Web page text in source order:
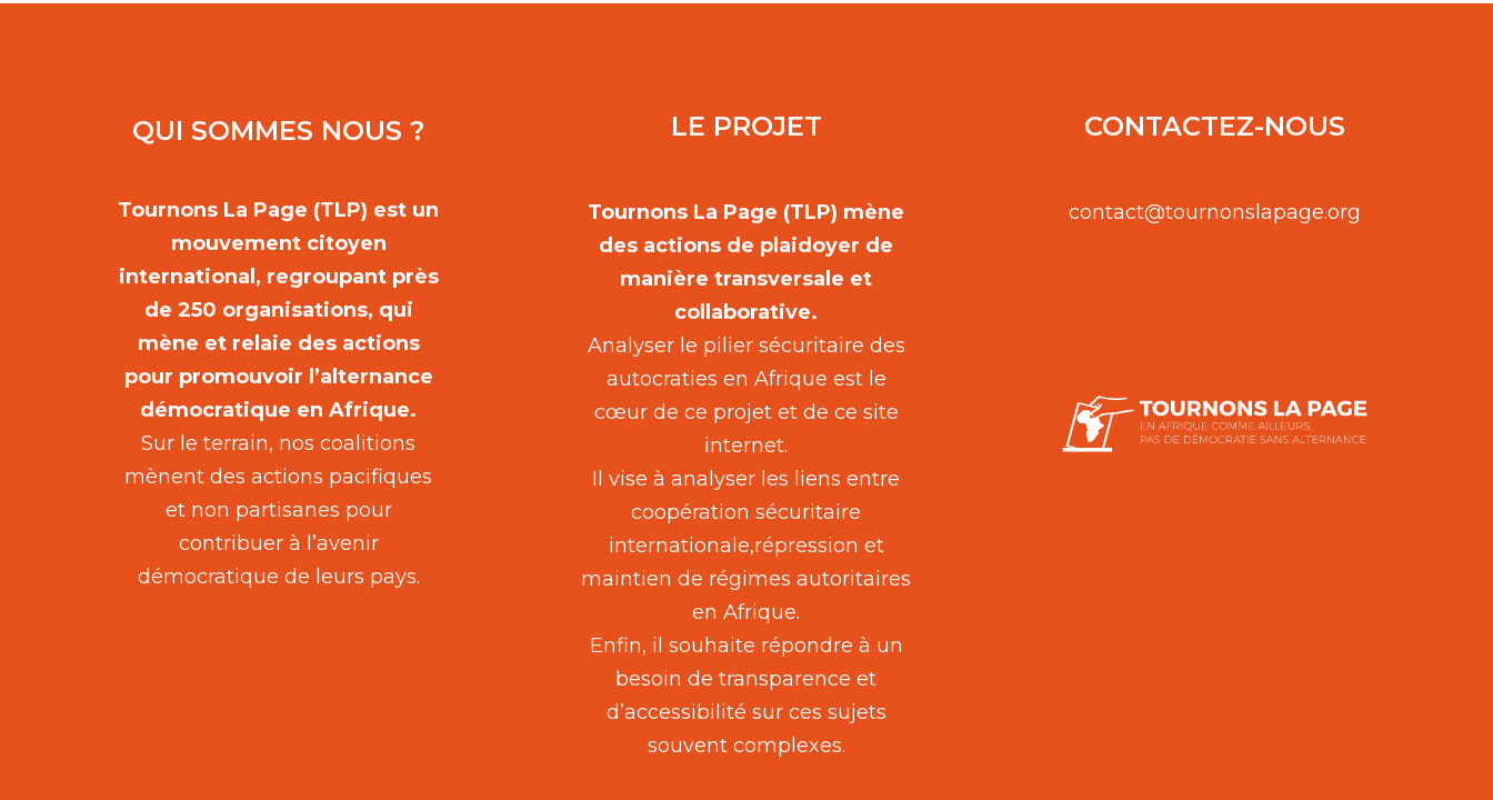
QUI SOMMES NOUS ?
Tournons La Page (TLP) est un
mouvement citoyen
international, regroupant près
de 250 organisations, qui
mène et relaie des actions
pour promouvoir l’alternance
démocratique en Afrique.
Sur le terrain, nos coalitions
mènent des actions pacifiques
et non partisanes pour
contribuer à l’avenir
démocratique de leurs pays.
LE PROJET
Tournons La Page (TLP) mène
des actions de plaidoyer de
manière transversale et
collaborative.
Analyser le pilier sécuritaire des
autocraties en Afrique est le
cœur de ce projet et de ce site
internet.
Il vise à analyser les liens entre
coopération sécuritaire
internationale,répression et
maintien de régimes autoritaires
en Afrique.
Enfin, il souhaite répondre à un
besoin de transparence et
d’accessibilité sur ces sujets
souvent complexes.
CONTACTEZ-NOUS
contact@tournonslapage.org